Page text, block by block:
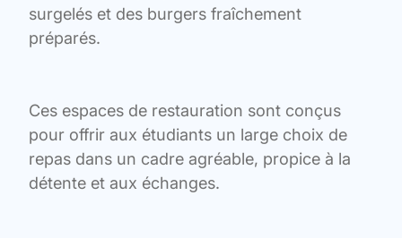
surgelés et des burgers fraîchement
préparés.
Ces espaces de restauration sont conçus
pour offrir aux étudiants un large choix de
repas dans un cadre agréable, propice à la
détente et aux échanges.